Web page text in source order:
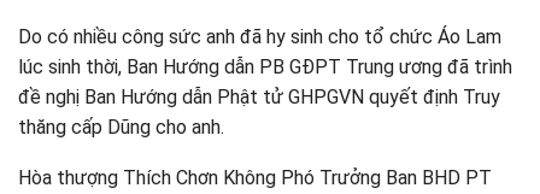
Do có nhiều công sức anh đã hy sinh cho tổ chức Áo Lam
lúc sinh thời, Ban Hướng dẫn PB GĐPT Trung ương đã trình
đề nghị Ban Hướng dẫn Phật tử GHPGVN quyết định Truy
thăng cấp Dũng cho anh.
Hòa thượng Thích Chơn Không Phó Trưởng Ban BHD PT